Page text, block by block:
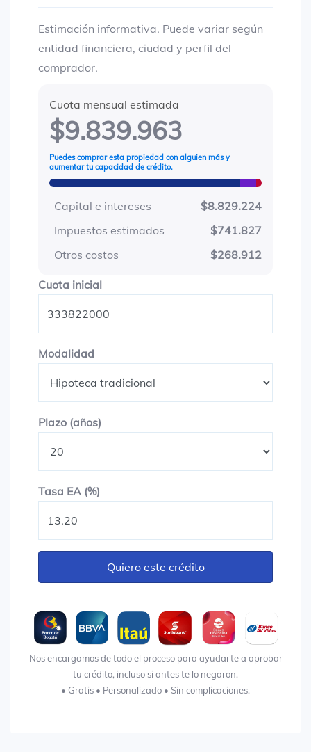
Estimación informativa. Puede variar según
entidad financiera, ciudad y perfil del
comprador.
Cuota mensual estimada
$9.839.963
Puedes comprar esta propiedad con alguien más y
aumentar tu capacidad de crédito.
Capital e intereses
$8.829.224
Impuestos estimados
$741.827
Otros costos
$268.912
Cuota inicialCuota inicial
Modalidad
Plazo (años)
Tasa EA (%)
Quiero este crédito
Nos encargamos de todo el proceso para ayudarte a aprobar
tu crédito, incluso si antes te lo negaron.
• Gratis • Personalizado • Sin complicaciones.